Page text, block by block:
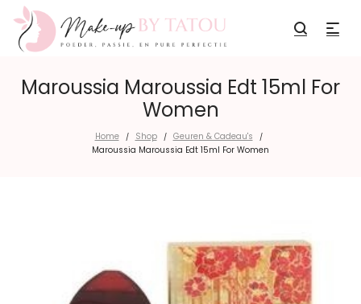
Maroussia Maroussia Edt 15ml For
Women
Home / Shop / Geuren & Cadeau's /
Maroussia Maroussia Edt 15ml For Women